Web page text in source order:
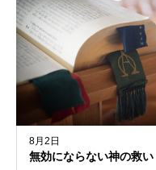
8月2日
無効にならない神の救い